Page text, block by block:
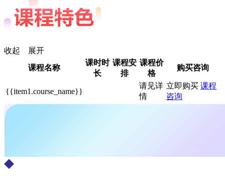
收起
展开
课程名称
课时时
长
课程安
排
课程价
格
购买咨询
{{item1.course_name}}
请见详
情
立即购买 课程
咨询